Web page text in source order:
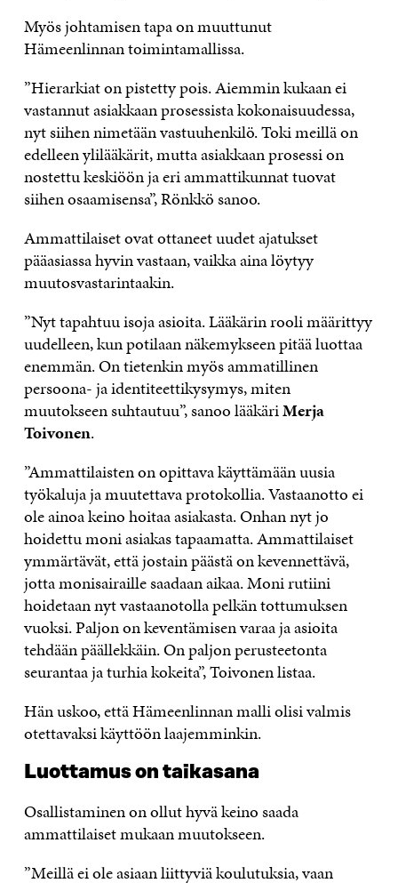
Myös johtamisen tapa on muuttunut
Hämeenlinnan toimintamallissa.
”Hierarkiat on pistetty pois. Aiemmin kukaan ei
vastannut asiakkaan prosessista kokonaisuudessa,
nyt siihen nimetään vastuuhenkilö. Toki meillä on
edelleen ylilääkärit, mutta asiakkaan prosessi on
nostettu keskiöön ja eri ammattikunnat tuovat
siihen osaamisensa”, Rönkkö sanoo.
Ammattilaiset ovat ottaneet uudet ajatukset
pääasiassa hyvin vastaan, vaikka aina löytyy
muutosvastarintaakin.
”Nyt tapahtuu isoja asioita. Lääkärin rooli määrittyy
uudelleen, kun potilaan näkemykseen pitää luottaa
enemmän. On tietenkin myös ammatillinen
persoona- ja identiteettikysymys, miten
muutokseen suhtautuu”, sanoo lääkäriMerja
Toivonen.
”Ammattilaisten on opittava käyttämään uusia
työkaluja ja muutettava protokollia. Vastaanotto ei
ole ainoa keino hoitaa asiakasta. Onhan nyt jo
hoidettu moni asiakas tapaamatta. Ammattilaiset
ymmärtävät, että jostain päästä on kevennettävä,
jotta monisairaille saadaan aikaa. Moni rutiini
hoidetaan nyt vastaanotolla pelkän tottumuksen
vuoksi. Paljon on keventämisen varaa ja asioita
tehdään päällekkäin. On paljon perusteetonta
seurantaa ja turhia kokeita”, Toivonen listaa.
Hän uskoo, että Hämeenlinnan malli olisi valmis
otettavaksi käyttöön laajemminkin.
Luottamus on taikasana
Osallistaminen on ollut hyvä keino saada
ammattilaiset mukaan muutokseen.
”Meillä ei ole asiaan liittyviä koulutuksia, vaan